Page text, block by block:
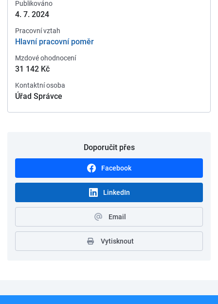
Publikováno
4. 7. 2024
Pracovní vztah
Hlavní pracovní poměr
Mzdové ohodnocení
31 142 Kč
Kontaktní osoba
Úřad Správce
Doporučit přes
Facebook
LinkedIn
Email
Vytisknout